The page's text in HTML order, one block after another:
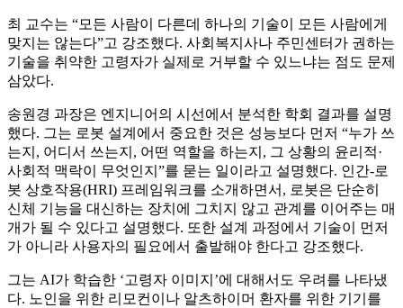
최 교수는 “모든 사람이 다른데 하나의 기술이 모든 사람에게
맞지는 않는다”고 강조했다. 사회복지사나 주민센터가 권하는
기술을 취약한 고령자가 실제로 거부할 수 있느냐는 점도 문제
삼았다.
송원경 과장은 엔지니어의 시선에서 분석한 학회 결과를 설명
했다. 그는 로봇 설계에서 중요한 것은 성능보다 먼저 “누가 쓰
는지, 어디서 쓰는지, 어떤 역할을 하는지, 그 상황의 윤리적·
사회적 맥락이 무엇인지”를 묻는 일이라고 설명했다. 인간-로
봇 상호작용(HRI) 프레임워크를 소개하면서, 로봇은 단순히
신체 기능을 대신하는 장치에 그치지 않고 관계를 이어주는 매
개가 될 수 있다고 설명했다. 또한 설계 과정에서 기술이 먼저
가 아니라 사용자의 필요에서 출발해야 한다고 강조했다.
그는 AI가 학습한 ‘고령자 이미지’에 대해서도 우려를 나타냈
다. 노인을 위한 리모컨이나 알츠하이머 환자를 위한 기기를